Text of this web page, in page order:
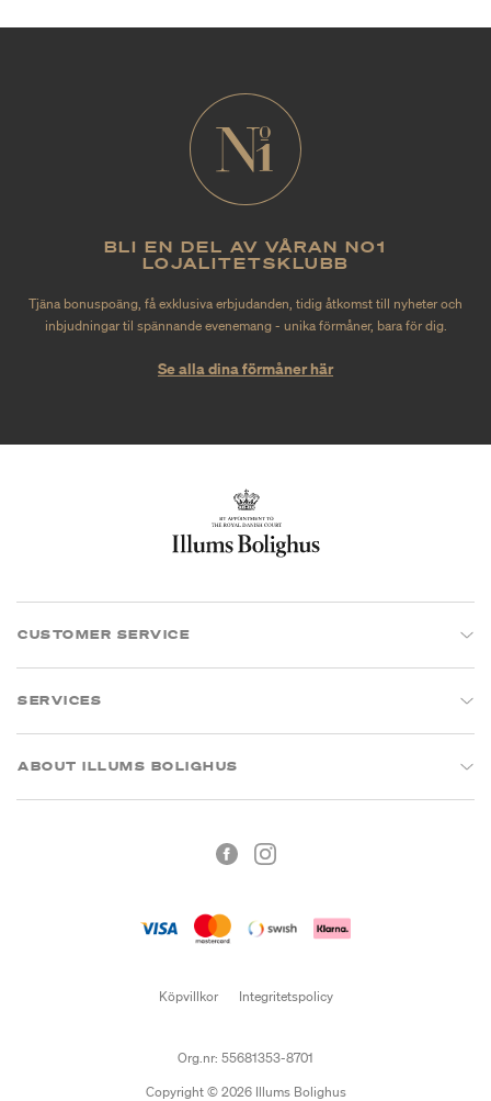
BLI EN DEL AV VÅRAN NO1
LOJALITETSKLUBB
Tjäna bonuspoäng, få exklusiva erbjudanden, tidig åtkomst till nyheter och
inbjudningar til spännande evenemang - unika förmåner, bara för dig.
Se alla dina förmåner här
CUSTOMER SERVICE
SERVICES
ABOUT ILLUMS BOLIGHUS
Köpvillkor Integritetspolicy
Org.nr: 55681353-8701
Copyright © 2026 Illums Bolighus